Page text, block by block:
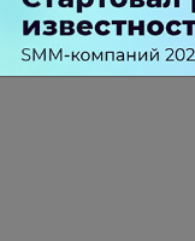
коммуникации, а